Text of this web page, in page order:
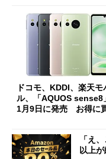
ドコモ、KDDI、楽天モ
ル、「AQUOS sense8
1月9日に発売 お得に
「え
以上